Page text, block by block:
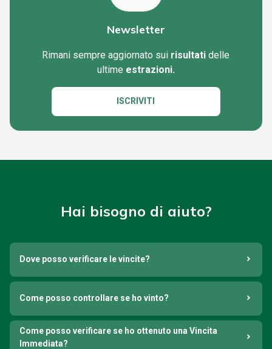
Newsletter
Rimani sempre aggiornato sui risultati delle
ultime estrazioni.
ISCRIVITI
Hai bisogno di aiuto?
Dove posso verificare le vincite?
Come posso controllare se ho vinto?
Come posso verificare se ho ottenuto una Vincita
Immediata?